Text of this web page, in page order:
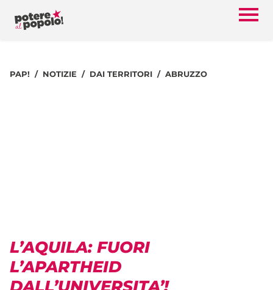
PAP! NOTIZIE DAI TERRITORI ABRUZZO
L’AQUILA: FUORI
L’APARTHEID